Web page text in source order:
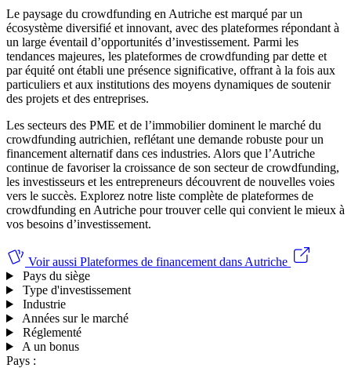
Le paysage du crowdfunding en Autriche est marqué par un
écosystème diversifié et innovant, avec des plateformes répondant à
un large éventail d’opportunités d’investissement. Parmi les
tendances majeures, les plateformes de crowdfunding par dette et
par équité ont établi une présence significative, offrant à la fois aux
particuliers et aux institutions des moyens dynamiques de soutenir
des projets et des entreprises.
Les secteurs des PME et de l’immobilier dominent le marché du
crowdfunding autrichien, reflétant une demande robuste pour un
financement alternatif dans ces industries. Alors que l’Autriche
continue de favoriser la croissance de son secteur de crowdfunding,
les investisseurs et les entrepreneurs découvrent de nouvelles voies
vers le succès. Explorez notre liste complète de plateformes de
crowdfunding en Autriche pour trouver celle qui convient le mieux à
vos besoins d’investissement.
Voir aussi Plateformes de financement dans Autriche
Pays du siège
Type d'investissement
Industrie
Années sur le marché
Réglementé
A un bonus
Pays :